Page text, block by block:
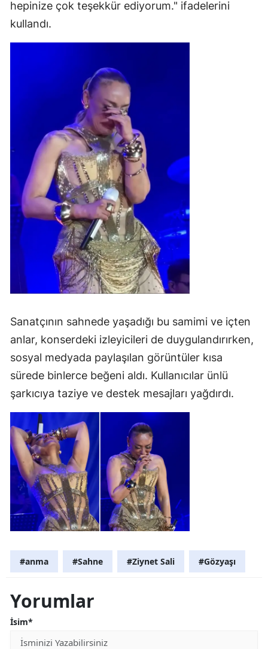
hepinize çok teşekkür ediyorum." ifadelerini
kullandı.
Sanatçının sahnede yaşadığı bu samimi ve içten
anlar, konserdeki izleyicileri de duygulandırırken,
sosyal medyada paylaşılan görüntüler kısa
sürede binlerce beğeni aldı. Kullanıcılar ünlü
şarkıcıya taziye ve destek mesajları yağdırdı.
#anma #Sahne #Ziynet Sali #Gözyaşı
Yorumlar
İsim*